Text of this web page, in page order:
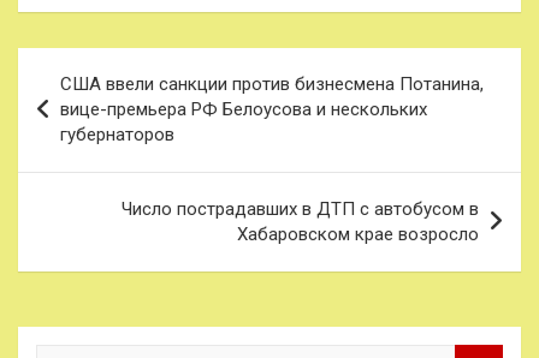
по
записям
США ввели санкции против бизнесмена Потанина,
вице-премьера РФ Белоусова и нескольких
губернаторов
Число пострадавших в ДТП с автобусом в
Хабаровском крае возросло